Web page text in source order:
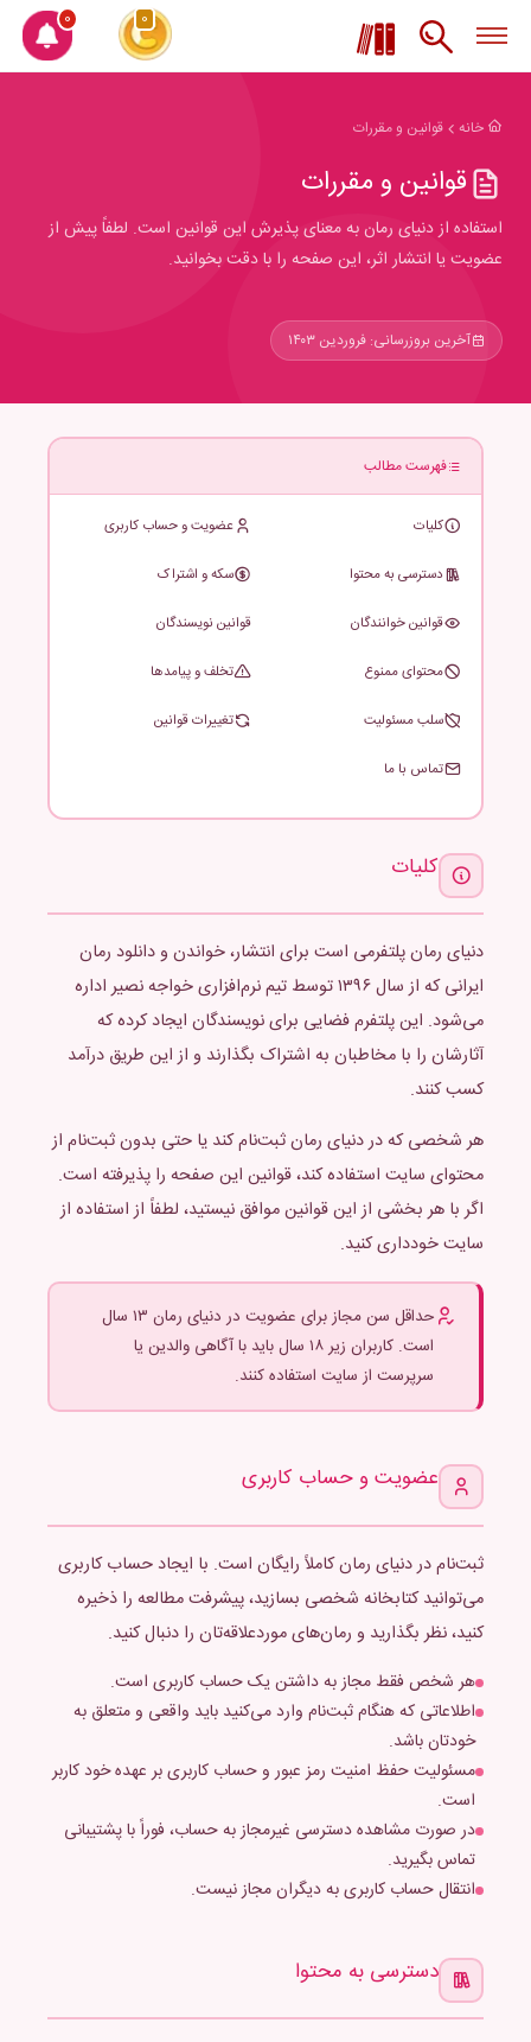
0 0
خانه قوانین و مقررات
قوانین و مقررات
استفاده از دنیای رمان به معنای پذیرش این قوانین است. لطفاً پیش از
عضویت یا انتشار اثر، این صفحه را با دقت بخوانید.
آخرین بروزرسانی: فروردین ۱۴۰۳
فهرست مطالب
کلیات عضویت و حساب کاربری
دسترسی به محتوا سکه و اشتراک
قوانین خوانندگان قوانین نویسندگان
محتوای ممنوع تخلف و پیامدها
سلب مسئولیت تغییرات قوانین
تماس با ما
کلیات
دنیای رمان پلتفرمی است برای انتشار، خواندن و دانلود رمان
ایرانی که از سال ۱۳۹۶ توسط تیم نرم‌افزاری خواجه نصیر اداره
می‌شود. این پلتفرم فضایی برای نویسندگان ایجاد کرده که
آثارشان را با مخاطبان به اشتراک بگذارند و از این طریق درآمد
کسب کنند.
هر شخصی که در دنیای رمان ثبت‌نام کند یا حتی بدون ثبت‌نام از
محتوای سایت استفاده کند، قوانین این صفحه را پذیرفته است.
اگر با هر بخشی از این قوانین موافق نیستید، لطفاً از استفاده از
سایت خودداری کنید.
حداقل سن مجاز برای عضویت در دنیای رمان ۱۳ سال
است. کاربران زیر ۱۸ سال باید با آگاهی والدین یا
سرپرست از سایت استفاده کنند.
عضویت و حساب کاربری
ثبت‌نام در دنیای رمان کاملاً رایگان است. با ایجاد حساب کاربری
می‌توانید کتابخانه شخصی بسازید، پیشرفت مطالعه را ذخیره
کنید، نظر بگذارید و رمان‌های موردعلاقه‌تان را دنبال کنید.
هر شخص فقط مجاز به داشتن یک حساب کاربری است.
اطلاعاتی که هنگام ثبت‌نام وارد می‌کنید باید واقعی و متعلق به
خودتان باشد.
مسئولیت حفظ امنیت رمز عبور و حساب کاربری بر عهده خود کاربر
است.
در صورت مشاهده دسترسی غیرمجاز به حساب، فوراً با پشتیبانی
تماس بگیرید.
انتقال حساب کاربری به دیگران مجاز نیست.
دسترسی به محتوا